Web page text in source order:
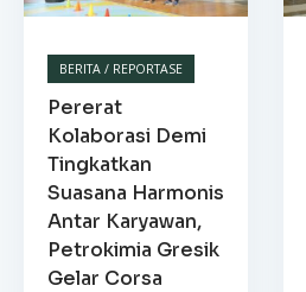
BERITA / REPORTASE
Pererat
Kolaborasi Demi
Tingkatkan
Suasana Harmonis
Antar Karyawan,
Petrokimia Gresik
Gelar Corsa